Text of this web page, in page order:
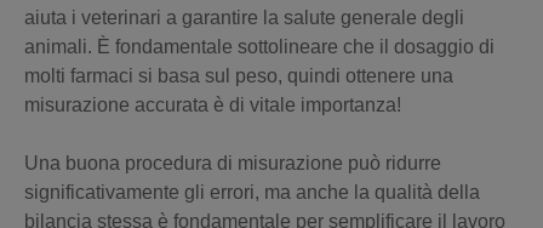
aiuta i veterinari a garantire la salute generale degli
animali. È fondamentale sottolineare che il dosaggio di
molti farmaci si basa sul peso, quindi ottenere una
misurazione accurata è di vitale importanza!
Una buona procedura di misurazione può ridurre
significativamente gli errori, ma anche la qualità della
bilancia stessa è fondamentale per semplificare il lavoro